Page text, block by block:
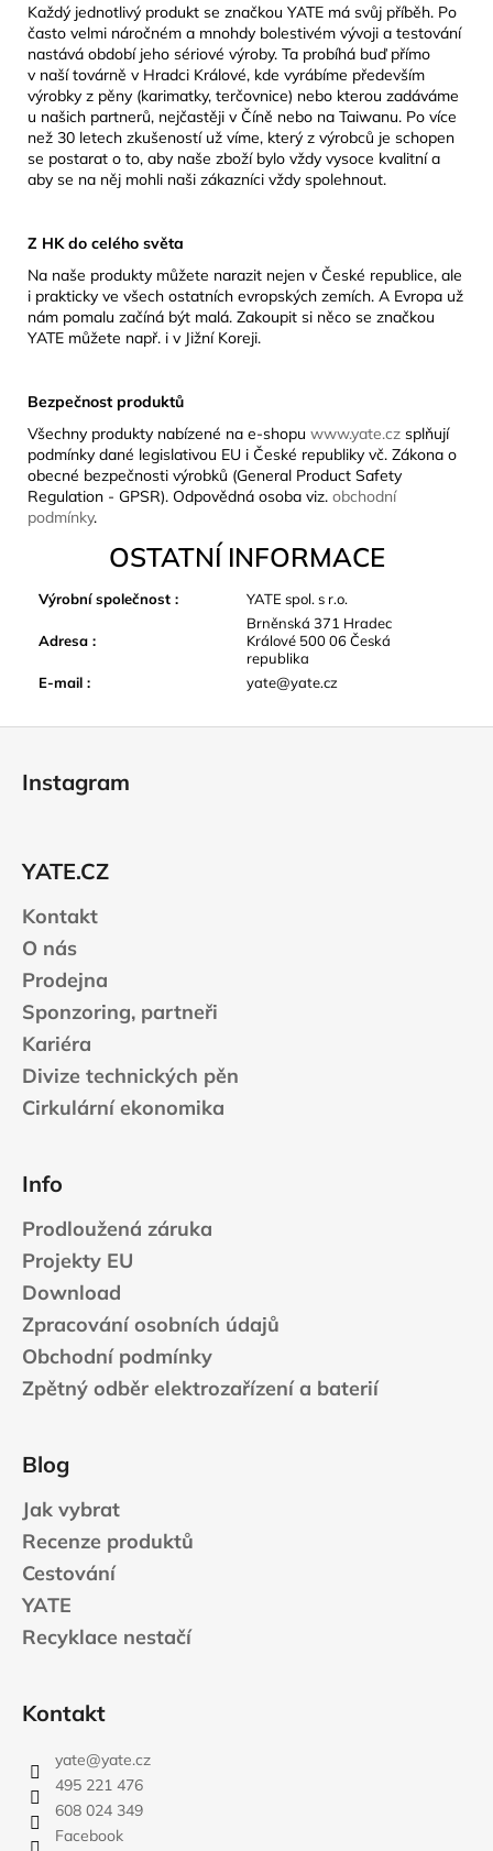
Každý jednotlivý produkt se značkou YATE má svůj příběh. Po
často velmi náročném a mnohdy bolestivém vývoji a testování
nastává období jeho sériové výroby. Ta probíhá buď přímo
v naší továrně v Hradci Králové, kde vyrábíme především
výrobky z pěny (karimatky, terčovnice) nebo kterou zadáváme
u našich partnerů, nejčastěji v Číně nebo na Taiwanu. Po více
než 30 letech zkušeností už víme, který z výrobců je schopen
se postarat o to, aby naše zboží bylo vždy vysoce kvalitní a
aby se na něj mohli naši zákazníci vždy spolehnout.
Z HK do celého světa
Na naše produkty můžete narazit nejen v České republice, ale
i prakticky ve všech ostatních evropských zemích. A Evropa už
nám pomalu začíná být malá. Zakoupit si něco se značkou
YATE můžete např. i v Jižní Koreji.
Bezpečnost produktů
Všechny produkty nabízené na e-shopu www.yate.cz splňují
podmínky dané legislativou EU i České republiky vč. Zákona o
obecné bezpečnosti výrobků (General Product Safety
Regulation - GPSR). Odpovědná osoba viz. obchodní
podmínky.
OSTATNÍ INFORMACE
Výrobní společnost : YATE spol. s r.o.
Adresa :
Brněnská 371 Hradec
Králové 500 06 Česká
republika
E-mail : yate@yate.cz
Instagram
YATE.CZ
Kontakt
O nás
Prodejna
Sponzoring, partneři
Kariéra
Divize technických pěn
Cirkulární ekonomika
Info
Prodloužená záruka
Projekty EU
Download
Zpracování osobních údajů
Obchodní podmínky
Zpětný odběr elektrozařízení a baterií
Blog
Jak vybrat
Recenze produktů
Cestování
YATE
Recyklace nestačí
Kontakt
yate@yate.cz
495 221 476
608 024 349
Facebook